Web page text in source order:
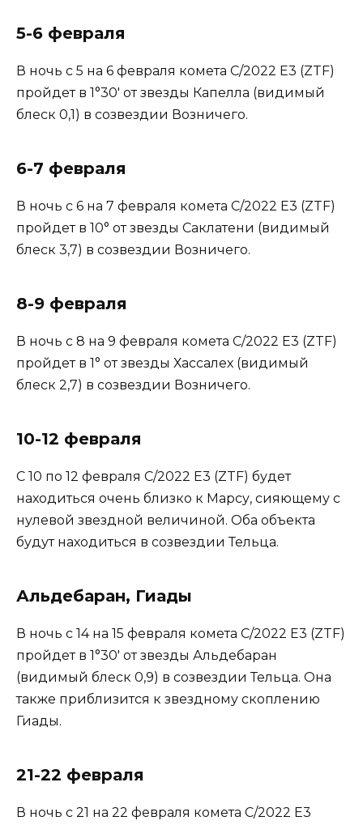
5-6 февраля
В ночь с 5 на 6 февраля комета ​​C/2022 E3 (ZTF)
пройдет в 1°30′ от звезды Капелла (видимый
блеск 0,1) в созвездии Возничего.
6-7 февраля
В ночь с 6 на 7 февраля комета ​​C/2022 E3 (ZTF)
пройдет в 10° от звезды Саклатени (видимый
блеск 3,7) в созвездии Возничего.
8-9 февраля
В ночь с 8 на 9 февраля комета ​​C/2022 E3 (ZTF)
пройдет в 1° от звезды Хассалех (видимый
блеск 2,7) в созвездии Возничего.
10-12 февраля
С 10 по 12 февраля C/2022 E3 (ZTF) будет
находиться очень близко к Марсу, сияющему с
нулевой звездной величиной. Оба объекта
будут находиться в созвездии Тельца.
Альдебаран, Гиады
В ночь с 14 на 15 февраля комета ​​C/2022 E3 (ZTF)
пройдет в 1°30′ от звезды Альдебаран
(видимый блеск 0,9) в созвездии Тельца. Она
также приблизится к звездному скоплению
Гиады.
21-22 февраля
В ночь с 21 на 22 февраля комета C/2022 E3